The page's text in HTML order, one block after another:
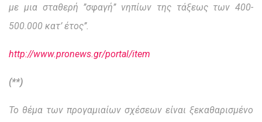
με μια σταθερή ’’σφαγή’’ νηπίων της τάξεως των 400-
500.000 κατ’ έτος’’.
http://www.pronews.gr/portal/item
(**)
Το θέμα των προγαμιαίων σχέσεων είναι ξεκαθαρισμένο